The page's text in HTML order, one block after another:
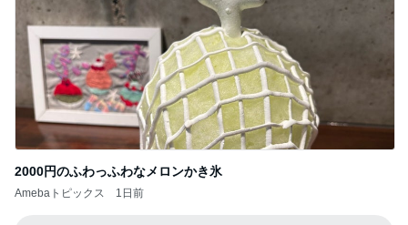
2000円のふわっふわなメロンかき氷
Amebaトピックス 1日前